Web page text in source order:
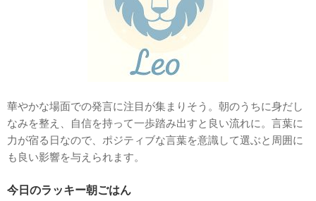
華やかな場面での発言に注目が集まりそう。朝のうちに身だし
なみを整え、自信を持って一歩踏み出すと良い流れに。言葉に
力が宿る日なので、ポジティブな言葉を意識して選ぶと周囲に
も良い影響を与えられます。
今日のラッキー朝ごはん